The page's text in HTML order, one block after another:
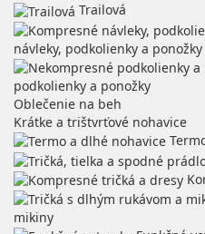
Trailová
návleky, podkolienky a ponožky
podkolienky a ponožky
Oblečenie na beh
Krátke a trištvrťové nohavice
mikiny